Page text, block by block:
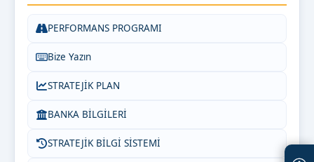
PERFORMANS PROGRAMI
Bize Yazın
STRATEJİK PLAN
BANKA BİLGİLERİ
STRATEJİK BİLGİ SİSTEMİ